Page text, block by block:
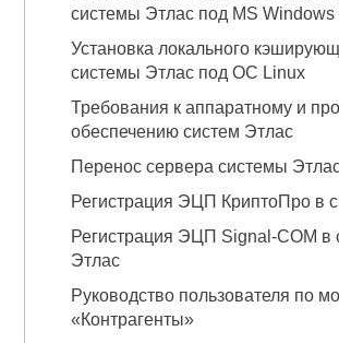
системы Этлас под MS Windows
Установка локального
системы Этлас под ОС Linux
Требования к аппаратному и
обеспечению систем Этлас
Перенос сервера системы
Регистрация ЭЦП КриптоПро в
Регистрация ЭЦП Signal-COM в
Этлас
Руководство пользователя по
«Контрагенты»